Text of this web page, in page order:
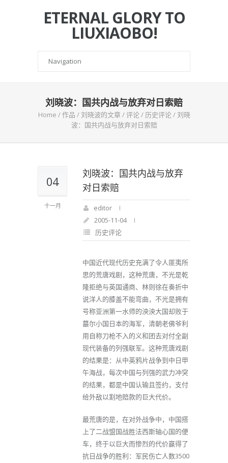
ETERNAL GLORY TO
LIUXIAOBO!
刘晓波：国共内战与放弃对日索赔
Home /作品 /刘晓波的文章/评论/ 历史评论/刘晓
波：国共内战与放弃对日索赔
04
十一月
刘晓波：国共内战与放弃
对日索赔
editor
2005-11-04
历史评论
中国近代现代历史充满了令人匪夷所
思的荒唐戏剧，这种荒唐，不光是乾
隆拒绝与英国通商、林则徐在奏折中
说洋人的膝盖不能弯曲，不光是拥有
号称亚洲第一水师的泱泱大国却败于
蕞尔小国日本的海军，清朝老佛爷利
用自称刀枪不入的义和团去对付全副
现代装备的列强联军。这种荒唐戏剧
的结果是：从中英鸦片战争到中日甲
午海战，每次中国与列强的武力冲突
的结果，都是中国认输且签约，支付
给外敌以割地赔款的巨大代价。
最荒唐的是，在对外战争中，中国搭
上了二战盟国战胜法西斯轴心国的便
车，终于以巨大而惨烈的代价赢得了
抗日战争的胜利：军民伤亡人数3500